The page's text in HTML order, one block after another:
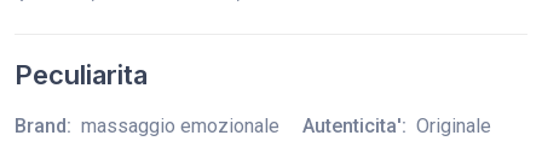
Peculiarita
Brand: massaggio emozionale Autenticita': Originale